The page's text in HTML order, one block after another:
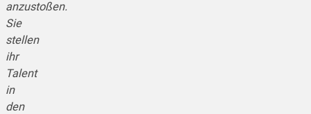
anzustoßen.
Sie
stellen
ihr
Talent
in
den